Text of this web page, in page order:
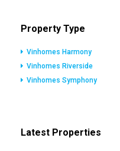
Property Type
Vinhomes Harmony
Vinhomes Riverside
Vinhomes Symphony
Latest Properties